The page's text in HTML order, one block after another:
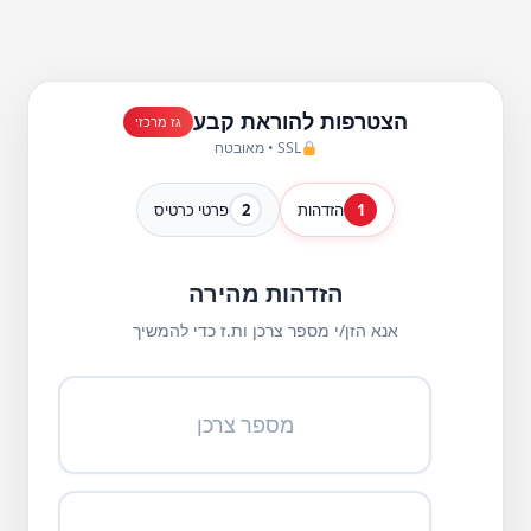
הצטרפות להוראת קבע גז מרכזי
SSL • מאובטח
1 הזדהות 2 פרטי כרטיס
הזדהות מהירה
אנא הזן/י מספר צרכן ות.ז כדי להמשיך